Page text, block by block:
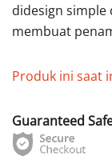
didesign
membuat
Produk ini saat
Guaranteed